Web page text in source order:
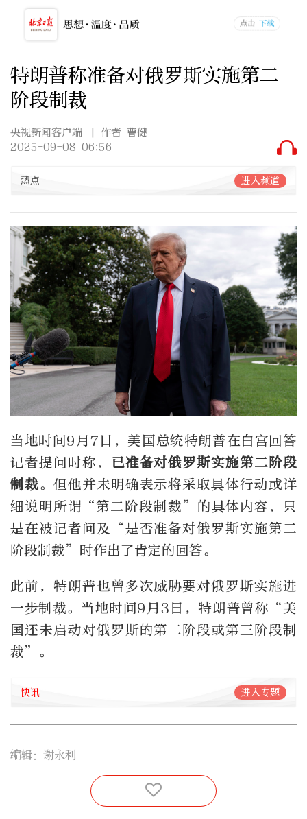
特朗普称准备对俄罗斯实施第二
阶段制裁
央视新闻客户端
| 作者 曹健
2025-09-08 06:56
热点 进入频道
当地时间9月7日，美国总统特朗普在白宫回答
记者提问时称，
已准备对俄罗斯实施第二阶段
制裁。但他并未明确表示将采取具体行动或详
细说明所谓“第二阶段制裁”的具体内容，只
是在被记者问及“是否准备对俄罗斯实施第二
阶段制裁”时作出了肯定的回答。
此前，特朗普也曾多次威胁要对俄罗斯实施进
一步制裁。当地时间9月3日，特朗普曾称“美
国还未启动对俄罗斯的第二阶段或第三阶段制
裁”。
快讯 进入专题
编辑：谢永利